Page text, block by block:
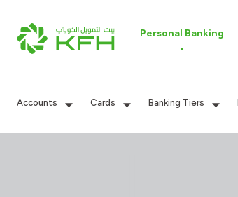
Personal Banking
Accounts Cards Banking Tiers